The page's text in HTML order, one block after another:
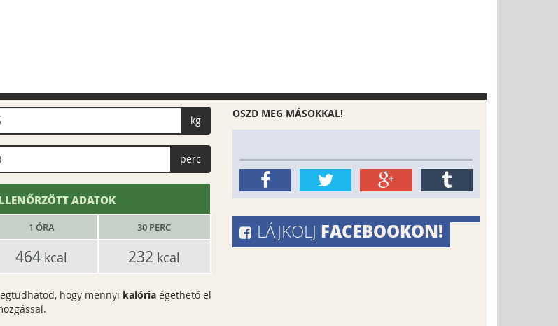
kg
perc
ADATOK
1 ÓRA 30 PERC
464 kcal 232 kcal
hogy mennyi kalóriaégethető el
OSZD MEG MÁSOKKAL!
LÁJKOLJ FACEBOOKON!